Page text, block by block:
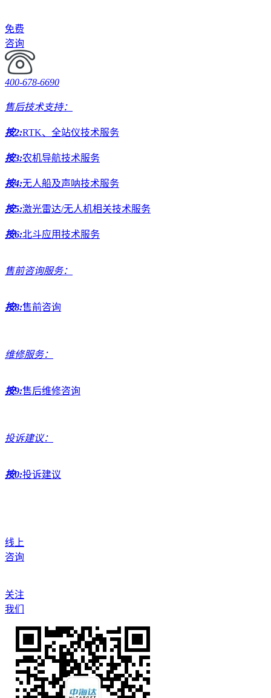
免费
咨询
400-678-6690
售后技术支持：
按2:RTK、全站仪技术服务
按3:农机导航技术服务
按4:无人船及声呐技术服务
按5:激光雷达/无人机相关技术服务
按6:北斗应用技术服务
售前咨询服务：
按8:售前咨询
维修服务：
按9:售后维修咨询
投诉建议：
按0:投诉建议
线上
咨询
关注
我们